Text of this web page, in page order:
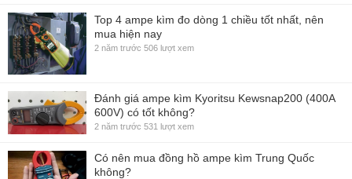
Top 4 ampe kìm đo dòng 1 chiều tốt nhất, nên
mua hiện nay
2 năm trước 506 lượt xem
Đánh giá ampe kìm Kyoritsu Kewsnap200 (400A
600V) có tốt không?
2 năm trước 531 lượt xem
Có nên mua đồng hồ ampe kìm Trung Quốc
không?